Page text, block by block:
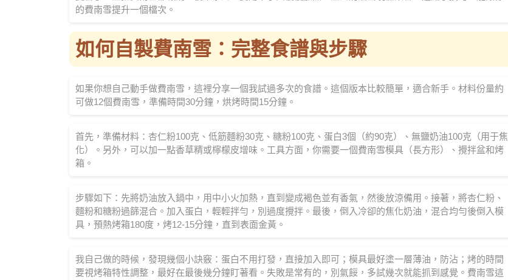
的費南雪提升一個檔次。
如何自製費南雪：完整食譜與步驟
如果你想自己動手做費南雪，這裡分享一個我試過多次的食譜。這個版本比較簡單，適合新手。材料份量約
可做12個費南雪，準備時間30分鐘，烘烤時間15分鐘。
首先，準備材料：杏仁粉100克、低筋麵粉30克、糖粉100克、蛋白3個（約90克）、無鹽奶油100克（用于焦
化）。另外，可以加一點香草精或檸檬皮增味。工具方面，你需要一個費南雪模具（長方形）、攪拌盆和烤
箱。
步驟如下：先將奶油放入鍋中，用中小火加熱，直到變成褐色並有香氣，然後放涼備用。接著，將杏仁粉、
麵粉和糖粉過篩混合。加入蛋白，輕輕拌勻，別過度攪拌。最後，倒入冷卻的焦化奶油，混合均勻後倒入模
具，預熱烤箱180度，烤12-15分鐘，直到表面金黃。
我自己做的時候，發現幾個小訣竅：蛋白不用打發，直接加入即可；模具最好塗一層薄油，防沾；烤的時間
要視烤箱特性調整，最好在最後幾分鐘盯著看。失敗是常有的，別氣餒，多試幾次就能抓到感覺。費南雪這